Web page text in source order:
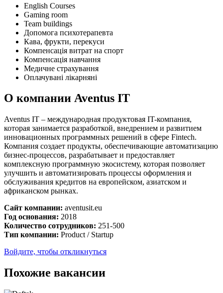
English Courses
Gaming room
Team buildings
Допомога психотерапевта
Кава, фрукти, перекуси
Компенсація витрат на спорт
Компенсація навчання
Медичне страхування
Оплачувані лікарняні
О компании Aventus IT
Aventus IT – международная продуктовая IT-компания,
которая занимается разработкой, внедрением и развитием
инновационных программных решений в сфере Fintech.
Компания создает продукты, обеспечивающие автоматизацию
бизнес-процессов, разрабатывает и предоставляет
комплексную программную экосистему, которая позволяет
улучшить и автоматизировать процессы оформления и
обслуживания кредитов на европейском, азиатском и
африканском рынках.
Сайт компании: aventusit.eu
Год основания: 2018
Количество сотрудников: 251-500
Тип компании: Product / Startup
Войдите, чтобы откликнуться
Похожие вакансии